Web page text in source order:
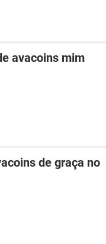
avacoins mim
de graça no